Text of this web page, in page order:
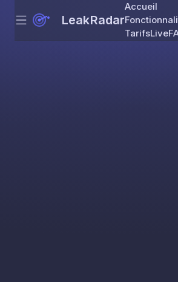
Skip to
Menu LeakRadar
Accueil
TarifsLive